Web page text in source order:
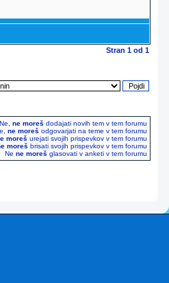
Stran 1 od 1
Ne, ne moreš dodajati novih tem v tem forumu
ne moreš odgovarjati na teme v tem forumu
moreš urejati svojih prispevkov v tem forumu
moreš brisati svojih prispevkov v tem forumu
Ne ne moreš glasovati v anketi v tem forumu